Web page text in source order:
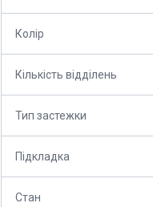
Колір
Кількість відділень
Тип застежки
Підкладка
Стан